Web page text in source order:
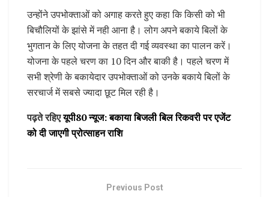
उन्होंने उपभोक्ताओं को अगाह करते हुए कहा कि किसी को भी
बिचौलियों के झांसे में नही आना है। लोग अपने बकाये बिलों के
भुगतान के लिए योजना के तहत दी गई व्यवस्था का पालन करें।
योजना के पहले चरण का 10 दिन और बाकी है। पहले चरण में
सभी श्रेणी के बकायेदार उपभोक्ताओं को उनके बकाये बिलों के
सरचार्ज में सबसे ज्यादा छूट मिल रही है।
पढ़ते रहिएयूपी80 न्यूज: बकाया बिजली बिल रिकवरी पर एजेंट
को दी जाएगी प्रोत्साहन राशि
Previous Post